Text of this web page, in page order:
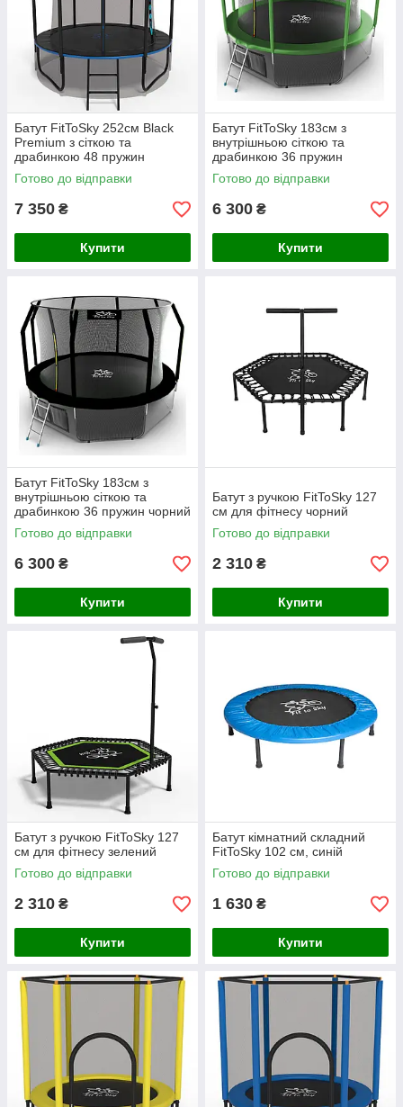
Батут FitToSky 252см Black
Premium з сіткою та
драбинкою 48 пружин
Готово до відправки
7 350 ₴
Купити
Батут FitToSky 183см з
внутрішньою сіткою та
драбинкою 36 пружин
зелений
Готово до відправки
6 300 ₴
Купити
Батут FitToSky 183см з
внутрішньою сіткою та
драбинкою 36 пружин чорний
Готово до відправки
6 300 ₴
Купити
Батут з ручкою FitToSky 127
см для фітнесу чорний
Готово до відправки
2 310 ₴
Купити
Батут з ручкою FitToSky 127
см для фітнесу зелений
Готово до відправки
2 310 ₴
Купити
Батут кімнатний складний
FitToSky 102 см, синій
Готово до відправки
1 630 ₴
Купити